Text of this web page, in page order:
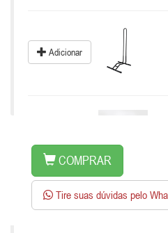
Adicionar
COMPRAR
Tire suas dúvidas pelo